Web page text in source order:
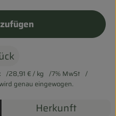
zum Warenkorb
28,91 €/ kg
7% MwSt
genau eingewogen.
Herkunft